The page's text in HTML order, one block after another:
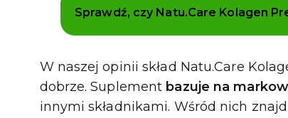
Sprawdź, czy Natu.Care Kolagen
W naszej opinii skład Natu.Care
dobrze. Suplement bazuje na
innymi składnikami. Wśród nich